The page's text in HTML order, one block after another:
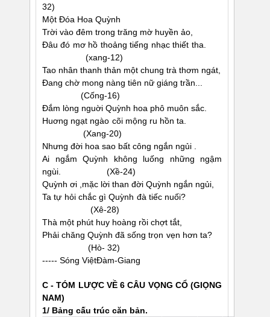
32)
Một Ðóa Hoa Quỳnh
Trời vào đêm trong trăng mờ huyền ảo,
Ðâu đó mơ hồ thoảng tiếng nhạc thiết tha.
(xang-12)
Tao nhân thanh thản một chung trà thơm ngát,
Ðang chờ mong nàng tiên nữ giáng trần...
(Cống-16)
Ðắm lòng nguời Quỳnh hoa phô muôn sắc.
Huơng ngạt ngào cõi mộng ru hồn ta.
(Xang-20)
Nhưng đời hoa sao bất công ngắn ngủi .
Ai ngắm Quỳnh không luống những ngậm
ngùi. (Xề-24)
Quỳnh ơi ,mặc lời than đời Quỳnh ngắn ngủi,
Ta tự hỏi chắc gì Quỳnh đà tiếc nuối?
(Xê-28)
Thà một phút huy hoàng rồi chợt tắt,
Phải chăng Quỳnh đã sống trọn vẹn hơn ta?
(Hò- 32)
----- Sóng ViệtÐàm-Giang
C - TÓM LƯỢC VỀ 6 CÂU VỌNG CỔ (GIỌNG
NAM)
1/ Bảng cấu trúc căn bản.